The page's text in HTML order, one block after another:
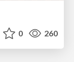
0 260